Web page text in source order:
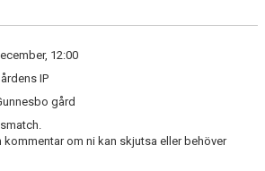
12:00
IP
gård
kommentar om ni kan skjutsa eller behöver